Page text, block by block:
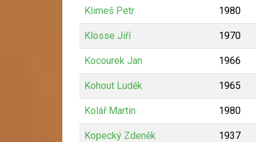
Klimeš Petr 1980
Klosse Jiří 1970
Kocourek Jan 1966
Kohout Luděk 1965
Kolář Martin 1980
Kopecký Zdeněk 1937